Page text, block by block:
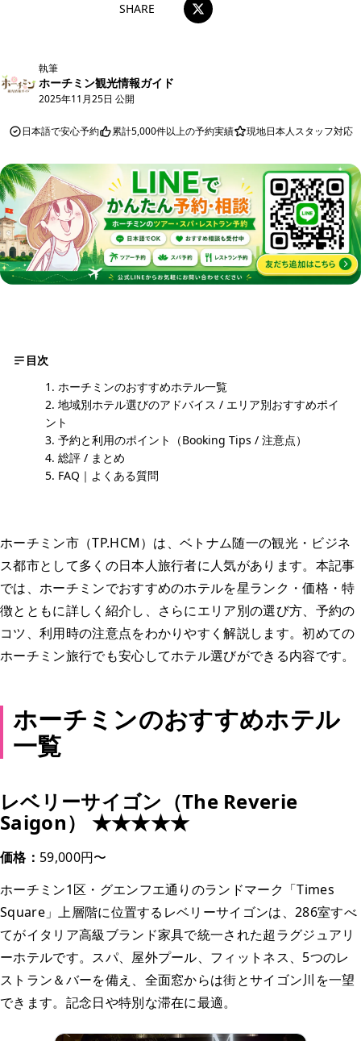
SHARE
執筆
ホーチミン観光情報ガイド
2025年11月25日 公開
日本語で安心予約 累計5,000件以上の予約実績 現地日本人スタッフ対応
目次
ホーチミンのおすすめホテル一覧
地域別ホテル選びのアドバイス / エリア別おすすめポイ
ント
予約と利用のポイント（Booking Tips / 注意点）
総評 / まとめ
FAQ｜よくある質問
ホーチミン市（TP.HCM）は、ベトナム随一の観光・ビジネ
ス都市として多くの日本人旅行者に人気があります。本記事
では、ホーチミンでおすすめのホテルを星ランク・価格・特
徴とともに詳しく紹介し、さらにエリア別の選び方、予約の
コツ、利用時の注意点をわかりやすく解説します。初めての
ホーチミン旅行でも安心してホテル選びができる内容です。
ホーチミンのおすすめホテル
一覧
レベリーサイゴン（The Reverie
Saigon） ★★★★★
価格： 59,000円〜
ホーチミン1区・グエンフエ通りのランドマーク「Times
Square」上層階に位置するレベリーサイゴンは、286室すべ
てがイタリア高級ブランド家具で統一された超ラグジュアリ
ーホテルです。スパ、屋外プール、フィットネス、5つのレ
ストラン＆バーを備え、全面窓からは街とサイゴン川を一望
できます。記念日や特別な滞在に最適。